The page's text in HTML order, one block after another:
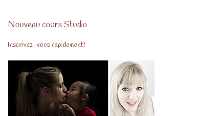
Nouveau cours Studio
Inscrivez-vous rapidement!